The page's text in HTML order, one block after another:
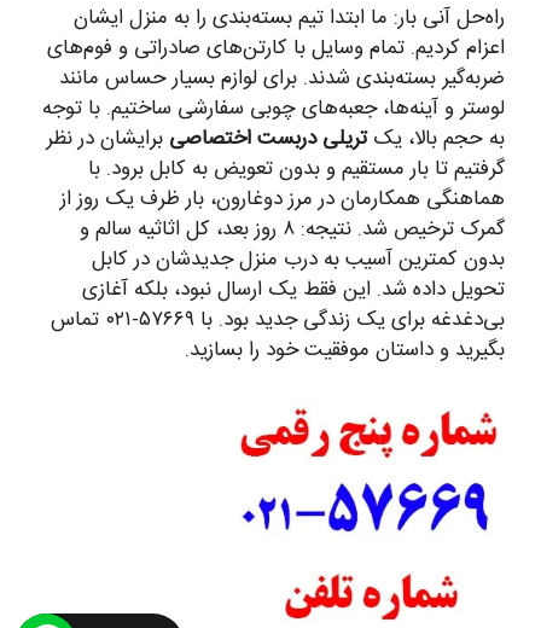
راه‌حل آنی بار: ما ابتدا تیم بسته‌بندی را به منزل ایشان
اعزام کردیم. تمام وسایل با کارتن‌های صادراتی و فوم‌های
ضربه‌گیر بسته‌بندی شدند. برای لوازم بسیار حساس مانند
لوستر و آینه‌ها، جعبه‌های چوبی سفارشی ساختیم. با توجه
به حجم بالا، یکتریلی دربست اختصاصی برایشان در نظر
گرفتیم تا بار مستقیم و بدون تعویض به کابل برود. با
هماهنگی همکارمان در مرز دوغارون، بار ظرف یک روز از
گمرک ترخیص شد. نتیجه: ۸ روز بعد، کل اثاثیه سالم و
بدون کمترین آسیب به درب منزل جدیدشان در کابل
تحویل داده شد. این فقط یک ارسال نبود، بلکه آغازی
بی‌دغدغه برای یک زندگی جدید بود. با ۵۷۶۶۹-۰۲۱ تماس
بگیرید و داستان موفقیت خود را بسازید.